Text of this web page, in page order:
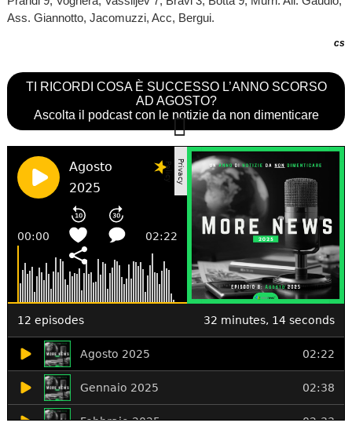
Ass. Giannotto, Jacomuzzi, Acc, Bergui.
cs
TI RICORDI COSA È SUCCESSO L’ANNO SCORSO
AD AGOSTO?
Ascolta il podcast con le notizie da non dimenticare